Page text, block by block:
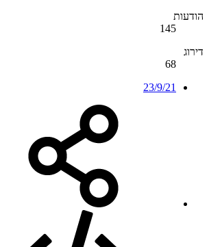
הודעות
145
דירוג
68
23/9/21